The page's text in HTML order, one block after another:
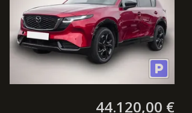
Hom
44.120,00 €